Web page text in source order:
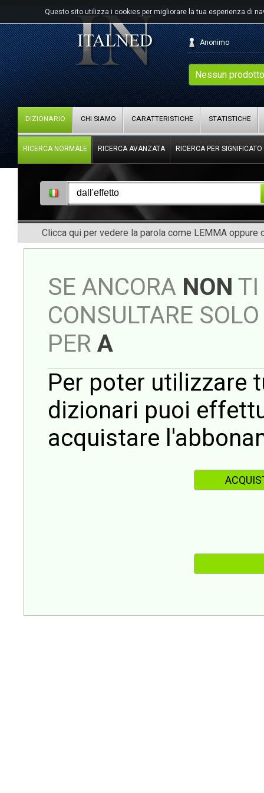
Questo sito utilizza i cookies per migliorare la tua esperienza di
Nessun
Anonimo
DIZIONARIO CHI SIAMO CARATTERISTICHE STATISTICHE
RICERCA NORMALE RICERCA AVANZATA RICERCA PER SIGNIFICATO
Clicca qui per vedere la parola come LEMMA oppure
SE ANCORA NON TI
CONSULTARE
PER A
Per poter utilizzare
dizionari puoi
acquistare